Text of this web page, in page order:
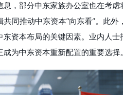
，部分中东家族办公室也在考虑
共同推动中东资本“向东看”。此外，
资本布局的关键因素。业内人士
为中东资本重新配置的重要选择